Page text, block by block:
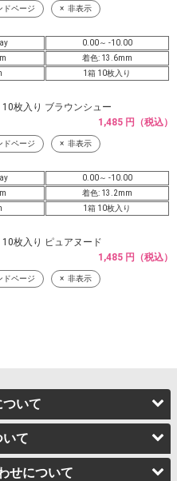
ドページ 非表示
0.00～ -10.00
着色: 13.6mm
1箱 10枚入り
枚入り ブラウンシュー
1,485 円（税込）
ドページ 非表示
0.00～ -10.00
着色: 13.2mm
1箱 10枚入り
枚入り ピュアヌード
1,485 円（税込）
ドページ 非表示
いて
て
せについて